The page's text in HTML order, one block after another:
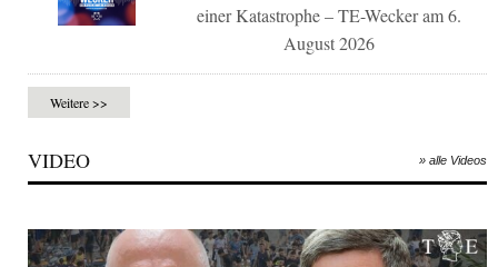
einer Katastrophe – TE-Wecker am 6.
August 2026
Weitere >>
VIDEO » alle Videos